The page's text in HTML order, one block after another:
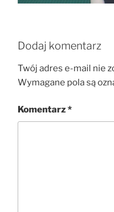
Dodaj komentarz
Twój adres e-mail nie
Wymagane pola są
Komentarz*